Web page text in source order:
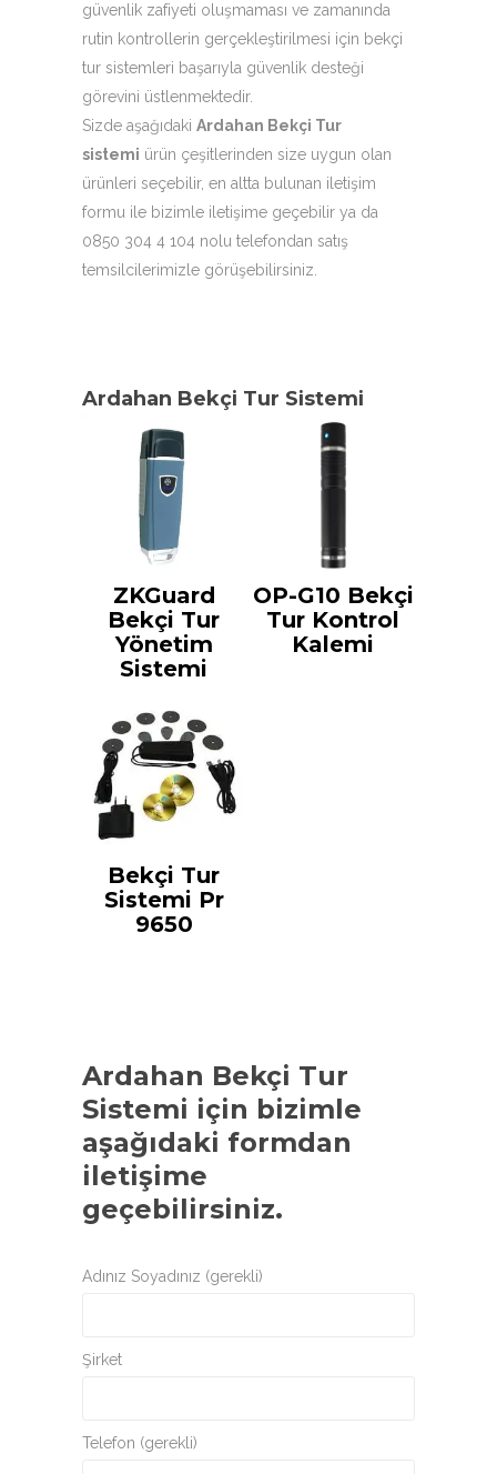
güvenlik zafiyeti oluşmaması ve zamanında
rutin kontrollerin gerçekleştirilmesi için bekçi
tur sistemleri başarıyla güvenlik desteği
görevini üstlenmektedir.
Sizde aşağıdaki Ardahan Bekçi Tur
sistemi ürün çeşitlerinden size uygun olan
ürünleri seçebilir, en altta bulunan iletişim
formu ile bizimle iletişime geçebilir ya da
0850 304 4 104 nolu telefondan satış
temsilcilerimizle görüşebilirsiniz.
Ardahan Bekçi Tur Sistemi
ZKGuard
Bekçi Tur
Yönetim
Sistemi
OP-G10 Bekçi
Tur Kontrol
Kalemi
Bekçi Tur
Sistemi Pr
9650
Ardahan Bekçi Tur
Sistemi için bizimle
aşağıdaki formdan
iletişime
geçebilirsiniz.
Adınız Soyadınız (gerekli)
Şirket
Telefon (gerekli)